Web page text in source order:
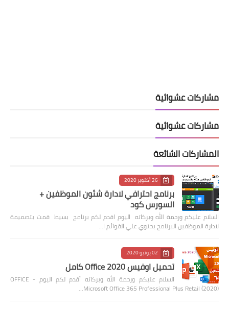
مشاركات عشوائية
مشاركات عشوائية
المشاركات الشائعة
26 أكتوبر 2020
برنامج احترافي لادارة شئون الموظفين +
السورس كود
السلام عليكم ورحمة الله وبركاته اليوم اقدم لكم برنامج بسيط قمت بتصميمة
لادارة الموظفين البرنامج يحتوي علي القوائم ا…
02 يونيو 2020
تحميل اوفيس 2020 Office كامل
السلام عليكم ورحمة الله وبركاته أقدم لكم اليوم OFFICE -
Microsoft Office 365 Professional Plus Retail (2020)…